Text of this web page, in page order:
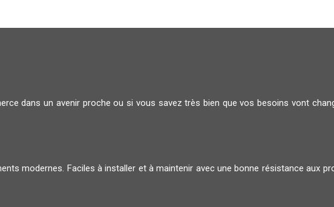
dans un avenir proche ou si vous savez très bien que vos besoins vont
modernes. Faciles à installer et à maintenir avec une bonne résistance aux